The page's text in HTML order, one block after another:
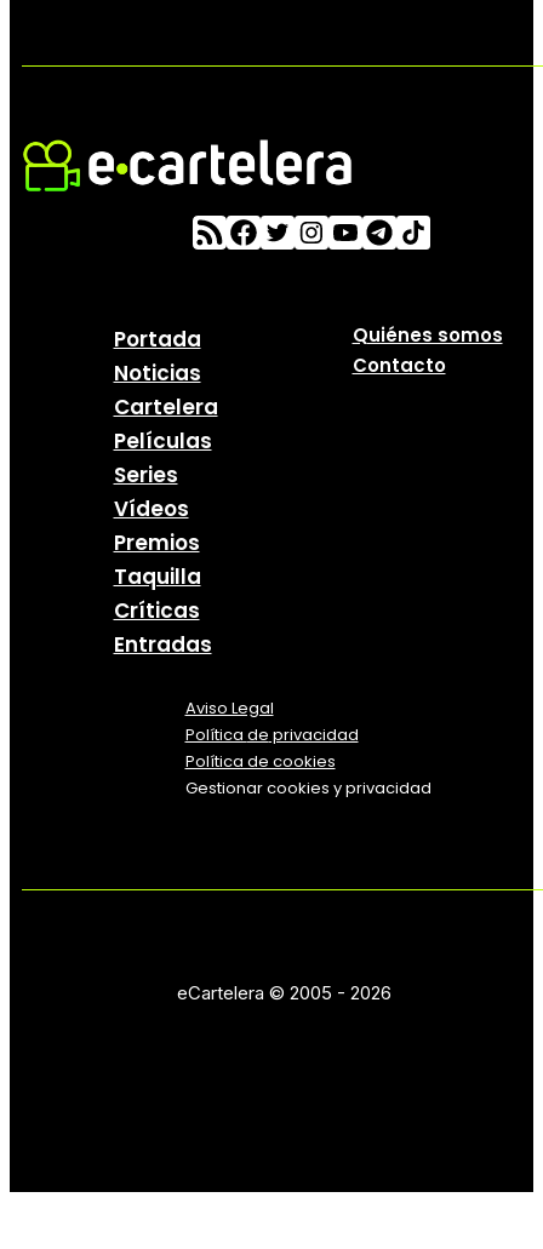
Portada
Noticias
Cartelera
Películas
Series
Vídeos
Premios
Taquilla
Críticas
Entradas
Quiénes somos
Contacto
Aviso Legal
Política de privacidad
Política de cookies
Gestionar cookies y privacidad
eCartelera © 2005 - 2026